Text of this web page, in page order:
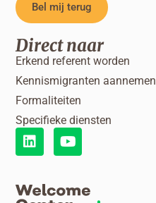
Bel mij terug
Direct naar
Erkend referent worden
Kennismigranten aannemen
Formaliteiten
Specifieke diensten